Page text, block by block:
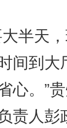
半天，
间到大
心。”
责人彭